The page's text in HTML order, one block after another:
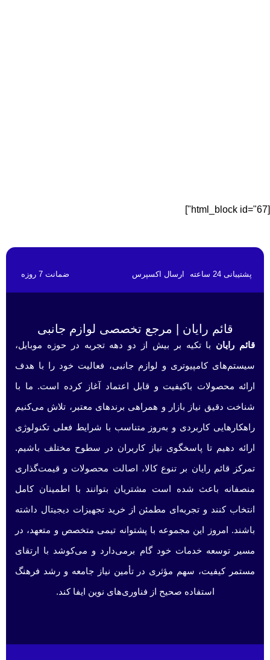
[html_block id="67"]
پشتیبانی 24 ساعته ارسال اکسپرس ضمانت 7 روزه
قائم رایان | مرجع تخصصی لوازم جانبی
قائم رایان با تکیه بر بیش از دو دهه تجربه در حوزه موبایل،
سیستم‌های کامپیوتری و لوازم جانبی، فعالیت خود را با هدف
ارائه محصولات باکیفیت و قابل اعتماد آغاز کرده است. ما با
شناخت دقیق نیاز بازار و همراهی برندهای معتبر، تلاش می‌کنیم
راهکارهایی کاربردی و به‌روز متناسب با شرایط فعلی تکنولوژی
ارائه دهیم تا پاسخگوی نیاز کاربران در سطوح مختلف باشیم.
تمرکز قائم رایان بر تنوع کالا، اصالت محصولات و قیمت‌گذاری
منصفانه باعث شده است مشتریان بتوانند با اطمینان کامل
انتخاب کنند و تجربه‌ای مطمئن از خرید تجهیزات دیجیتال داشته
باشند. امروز این مجموعه با پشتوانه تیمی متخصص و متعهد، در
مسیر توسعه خدمات خود گام برمی‌دارد و می‌کوشد با ارتقای
مستمر کیفیت، سهم مؤثری در تأمین نیاز جامعه و رشد فرهنگ
استفاده صحیح از فناوری‌های نوین ایفا کند.